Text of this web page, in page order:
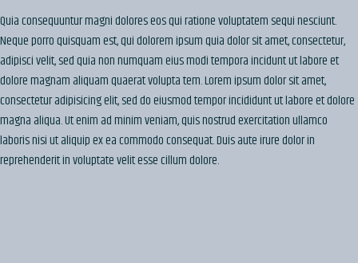
Quia consequuntur magni dolores eos qui ratione voluptatem sequi nesciunt.
Neque porro quisquam est, qui dolorem ipsum quia dolor sit amet, consectetur,
adipisci velit, sed quia non numquam eius modi tempora incidunt ut labore et
dolore magnam aliquam quaerat volupta tem. Lorem ipsum dolor sit amet,
consectetur adipisicing elit, sed do eiusmod tempor incididunt ut labore et dolore
magna aliqua. Ut enim ad minim veniam, quis nostrud exercitation ullamco
laboris nisi ut aliquip ex ea commodo consequat. Duis aute irure dolor in
reprehenderit in voluptate velit esse cillum dolore.